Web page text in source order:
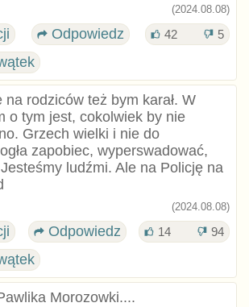
(2024.08.08)
Odpowiedz 42 5
rodziców też bym karał. W
o tym jest, cokolwiek by nie
Grzech wielki i nie do
zapobiec, wyperswadować,
ludźmi. Ale na Policję na
(2024.08.08)
Odpowiedz 14 94
Morozowki....